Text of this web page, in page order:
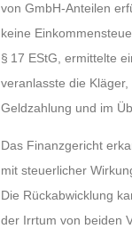
von GmbH-Anteilen
keine
§ 17 EStG, ermittelte
veranlasste die
Geldzahlung und im
Das Finanzgericht
mit steuerlicher
Die Rückabwicklung
der Irrtum von beiden